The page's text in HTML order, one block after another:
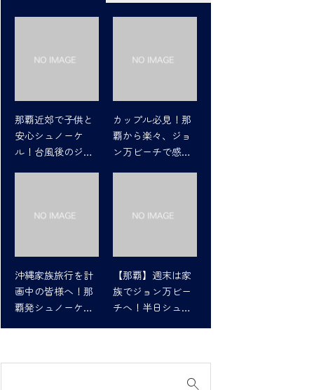
那覇近郊で子供と
安心シュノーケ
ル！台風後のジョ
カップル必見！那
覇から楽々、ジョ
ン万ビーチで感動
沖縄家族旅行を計
画中の皆様へ！那
覇発シュノーケリ
【那覇】週末は家
族でジョン万ビー
チへ！半日シュノ